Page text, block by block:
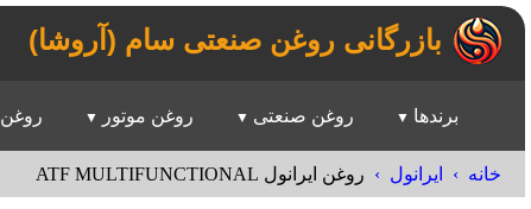
بازرگانی روغن صنعتی سام (آروشا)
برندها روغن صنعتی روغن موتور
خانه ایرانول روغن ایرانول ATF MULTIFUNCTIONAL